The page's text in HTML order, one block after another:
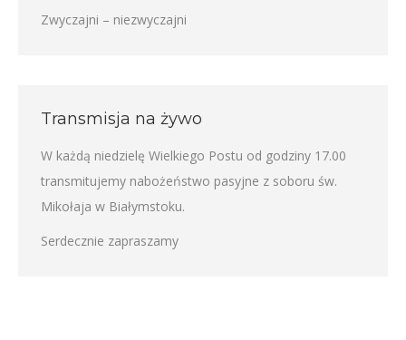
Zwyczajni – niezwyczajni
Transmisja na żywo
W każdą niedzielę Wielkiego Postu od godziny 17.00
transmitujemy nabożeństwo pasyjne z soboru św.
Mikołaja w Białymstoku.
Serdecznie zapraszamy